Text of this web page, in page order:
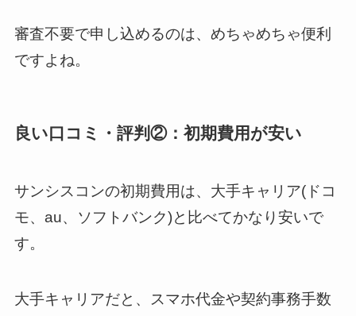
審査不要で申し込めるのは、めちゃめちゃ便利
ですよね。
良い口コミ・評判②：初期費用が安い
サンシスコンの初期費用は、大手キャリア(ドコ
モ、au、ソフトバンク)と比べてかなり安いで
す。
大手キャリアだと、スマホ代金や契約事務手数